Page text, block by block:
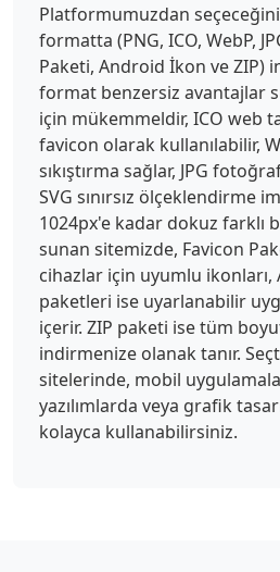
Platformumuzdan
formatta (PNG, ICO, WebP,
Paketi, Android İkon ve ZIP)
format benzersiz avantajlar
için mükemmeldir, ICO web
favicon olarak kullanılabilir,
sıkıştırma sağlar, JPG
SVG sınırsız ölçeklendirme
1024px'e kadar dokuz farklı
sunan sitemizde, Favicon
cihazlar için uyumlu
paketleri ise uyarlanabilir
içerir. ZIP paketi ise tüm
indirmenize olanak tanır.
sitelerinde, mobil
yazılımlarda veya grafik
kolayca kullanabilirsiniz.